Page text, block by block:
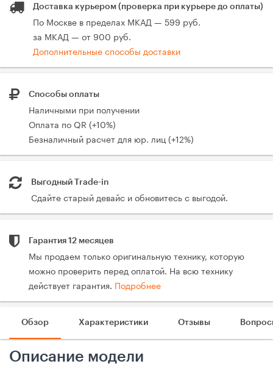
Доставка курьером (проверка при курьере до оплаты)
По Москве в пределах МКАД — 599 руб.
за МКАД — от 900 руб.
Дополнительные способы доставки
Способы оплаты
Наличными при получении
Оплата по QR (+10%)
Безналичный расчет для юр. лиц (+12%)
Выгодный Trade-in
Сдайте старый девайс и обновитесь с выгодой.
Гарантия 12 месяцев
Мы продаем только оригинальную технику, которую
можно проверить перед оплатой. На всю технику
действует гарантия. Подробнее
Обзор Характеристики Отзывы
Описание модели